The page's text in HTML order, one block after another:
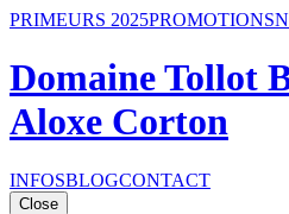
PRIMEURS 2025PROMOTIONS
Domaine Tollot
Aloxe Corton
INFOSBLOGCONTACT
Close